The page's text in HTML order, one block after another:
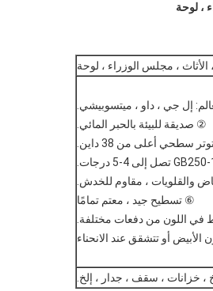
إل جي ، داو ، ميتسوبيشي.
② صديقة للبيئة بالحبر المائي.
سطحي أعلى من 38 داين.
والقلويات ، مقاوم للخدش.
⑥ تسطيح جيد ، معتم تمامًا
في اللون من دفعات مختلفة.
الأبيض أو تتشقق عند الانحناء